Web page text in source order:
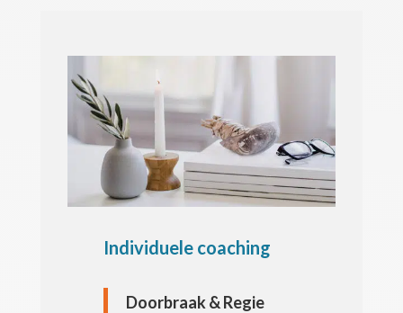
Individuele coaching
Doorbraak & Regie